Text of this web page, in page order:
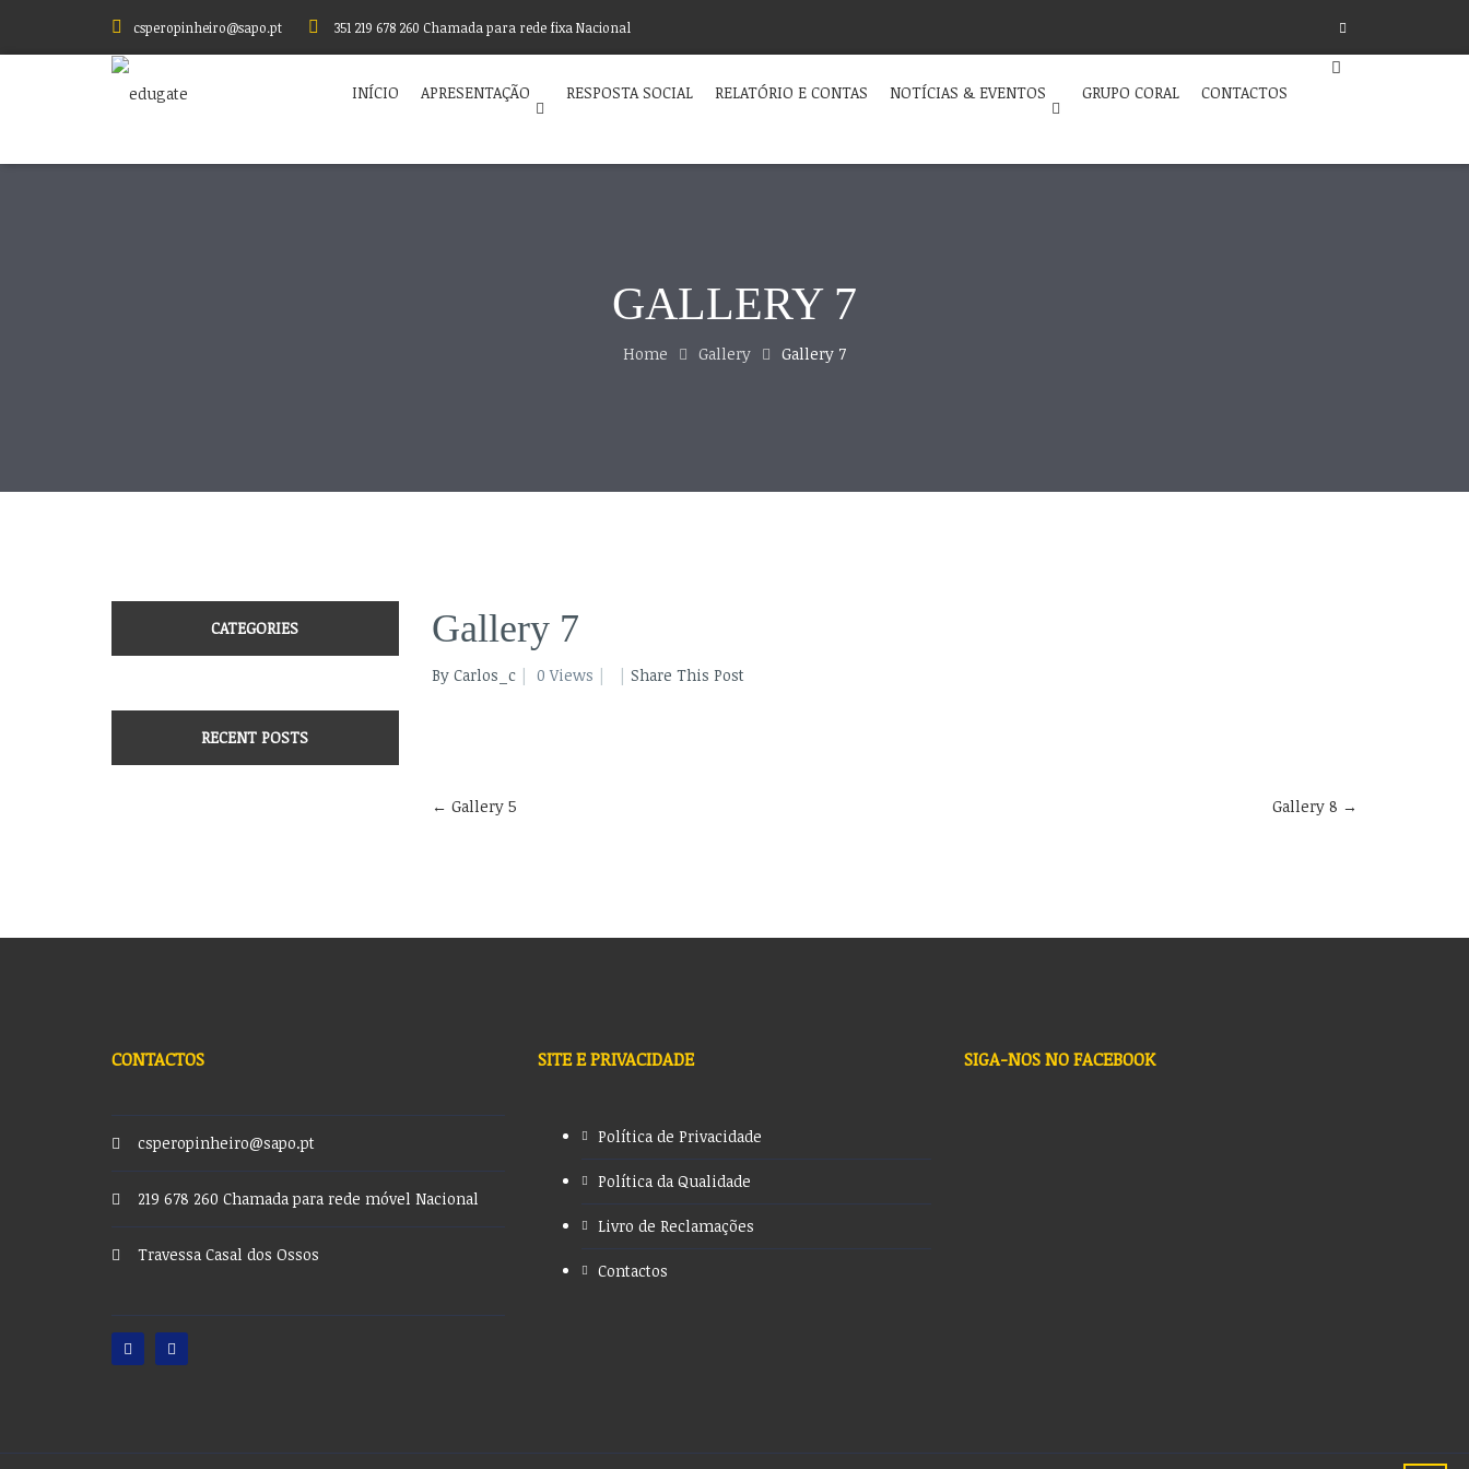
csperopinheiro@sapo.pt 351 219 678 260 Chamada para rede fixa Nacional
INÍCIO APRESENTAÇÃO RESPOSTA SOCIAL RELATÓRIO E CONTAS NOTÍCIAS & EVENTOS GRUPO CORAL CONTACTOS
GALLERY 7
Home Gallery Gallery 7
Gallery 7
By Carlos_c 0 Views Share This Post
← Gallery 5 Gallery 8 →
CATEGORIES
RECENT POSTS
CONTACTOS
csperopinheiro@sapo.pt
219 678 260 Chamada para rede móvel Nacional
Travessa Casal dos Ossos
SITE E PRIVACIDADE
Política de Privacidade
Política da Qualidade
Livro de Reclamações
Contactos
SIGA-NOS NO FACEBOOK